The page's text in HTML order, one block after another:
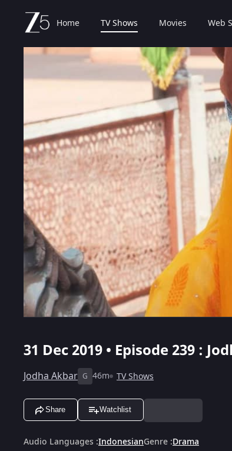
Home TV Shows Movies Web
31 Dec 2019 • Episode 239 :
Jodha Akbar G 46m TV Shows
Share Watchlist
Audio Languages :IndonesianGenre :Drama